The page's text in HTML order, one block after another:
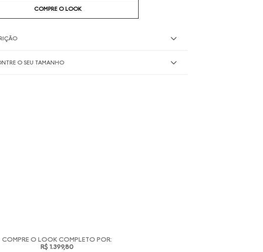
COMPRE O LOOK
O SEU TAMANHO
COMPRE O LOOK COMPLETO POR:
R$ 1.399,80